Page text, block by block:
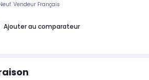
Vendeur Français
Ajouter au comparateur